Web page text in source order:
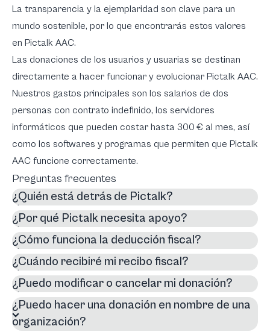
La transparencia y la ejemplaridad son clave para un
mundo sostenible, por lo que encontrarás estos valores
en Pictalk AAC.
Las donaciones de los usuarios y usuarias se destinan
directamente a hacer funcionar y evolucionar Pictalk AAC.
Nuestros gastos principales son los salarios de dos
personas con contrato indefinido, los servidores
informáticos que pueden costar hasta 300 € al mes, así
como los softwares y programas que permiten que Pictalk
AAC funcione correctamente.
Preguntas frecuentes
¿Quién está detrás de Pictalk?
¿Por qué Pictalk necesita apoyo?
¿Cómo funciona la deducción fiscal?
¿Cuándo recibiré mi recibo fiscal?
¿Puedo modificar o cancelar mi donación?
¿Puedo hacer una donación en nombre de una
organización?